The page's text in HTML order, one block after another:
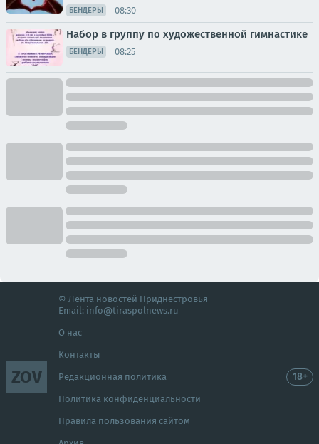
БЕНДЕРЫ 08:30
Набор в группу по художественной гимнастике
БЕНДЕРЫ 08:25
ZOV
© Лента новостей Приднестровья
Email: info@tiraspolnews.ru
О нас
Контакты
Редакционная политика
Политика конфиденциальности
Правила пользования сайтом
18+